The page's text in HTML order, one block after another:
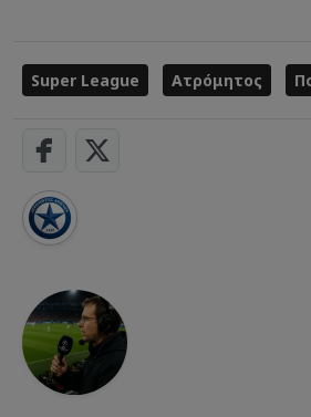
Super League Ατρόμητος